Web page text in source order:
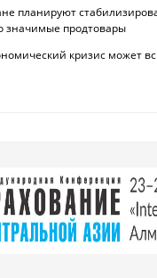
планируют
значимые продтовары
кризис может